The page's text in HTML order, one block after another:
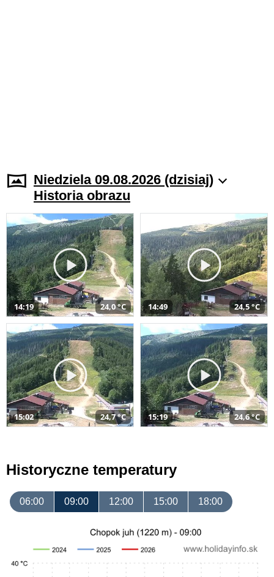
Niedziela 09.08.2026 (dzisiaj)
Historia obrazu
14:19 24,0 °C 14:49 24,5 °C
15:02 24,7 °C 15:19 24,6 °C
Historyczne temperatury
06:00 09:00 12:00 15:00 18:00